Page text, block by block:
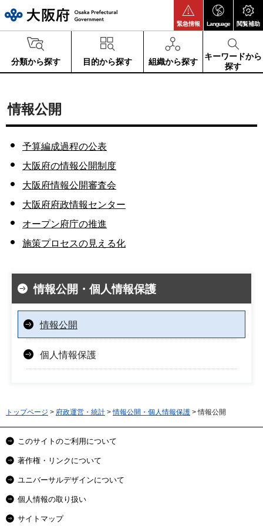
緊急情報 Language 閲覧補助
分類から探す 目的から探す 組織から探す
キーワードから
探す
情報公開
予算編成過程の公表
大阪府の情報公開制度
大阪府情報公開審査会
大阪府府政情報センター
オープン府庁の推進
施策プロセスの見える化
情報公開・個人情報保護
情報公開
個人情報保護
トップページ > 府政運営・統計 >情報公開・個人情報保護 > 情報公開
このサイトのご利用について
著作権・リンクについて
ユニバーサルデザインについて
個人情報の取り扱い
サイトマップ